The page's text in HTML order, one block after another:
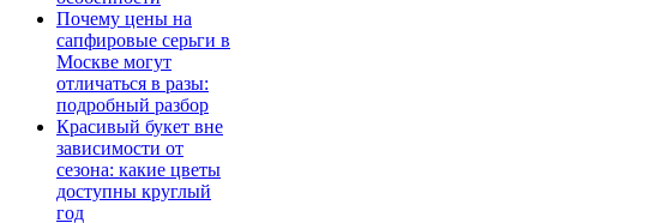
Почему цены на
сапфировые серьги в
Москве могут
отличаться в разы:
подробный разбор
Красивый букет вне
зависимости от
сезона: какие цветы
доступны круглый
год